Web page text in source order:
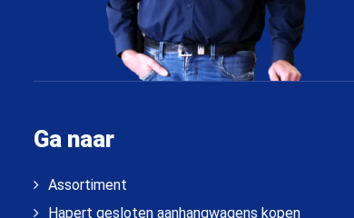
Ga naar
Assortiment
Hapert gesloten aanhangwagens kopen